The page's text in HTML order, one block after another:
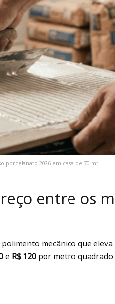
porcelanato 2026 em casa de 70 m²
entre os
mecânico que
e R$ 120 por metro